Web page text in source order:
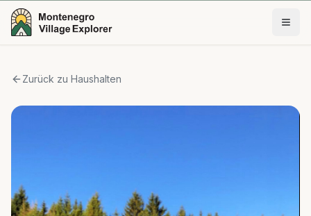
Zurück zu Haushalten